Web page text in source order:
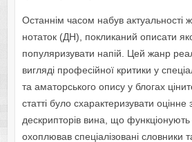
Останнім часом набув актуальності
нотаток (ДН), покликаний описати
популяризувати напій. Цей жанр
вигляді професійної критики у
та аматорського опису у блогах
статті було схарактеризувати оцінне
дескрипторів вина, що
охоплював спеціалізовані словники